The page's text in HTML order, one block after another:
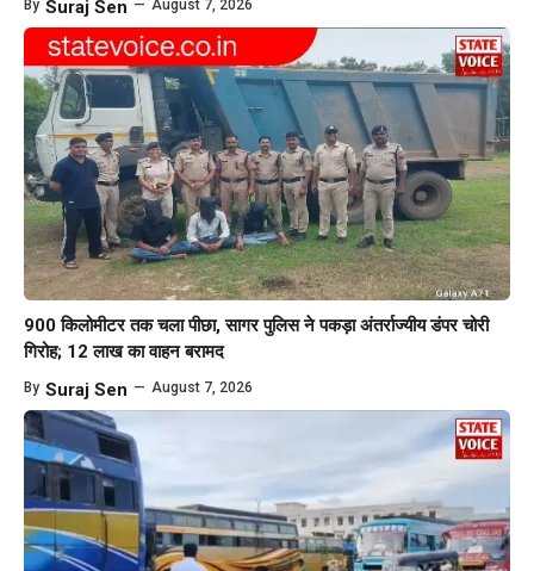
By Suraj Sen — August 7, 2026
900 किलोमीटर तक चला पीछा, सागर पुलिस ने पकड़ा अंतर्राज्यीय डंपर चोरी
गिरोह; 12 लाख का वाहन बरामद
By Suraj Sen — August 7, 2026